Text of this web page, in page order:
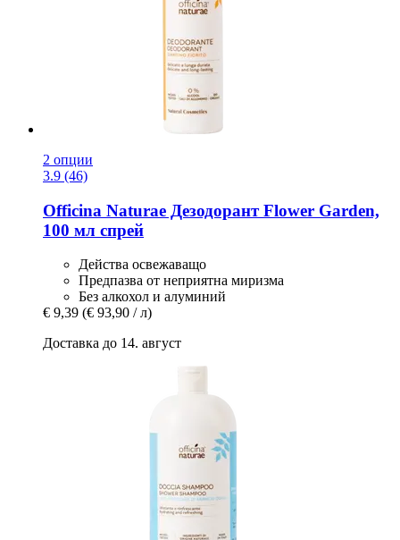
2 опции
3.9 (46)
Officina Naturae Дезодорант Flower Garden,
100 мл спрей
Действа освежаващо
Предпазва от неприятна миризма
Без алкохол и алуминий
€ 9,39 (€ 93,90 / л)
Доставка до 14. август